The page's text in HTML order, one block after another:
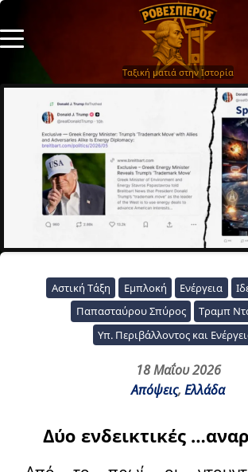
Ταξική ματιά στην Ιστορία
Αστική Τάξη Εμπλοκή Ενέργεια
Παπασταύρου Σπύρος
Τραμπ
Υπ. Περιβάλλοντος και
18 Μαΐου 2026
Απόψεις, Ελλάδα
Δύο ενδεικτικές